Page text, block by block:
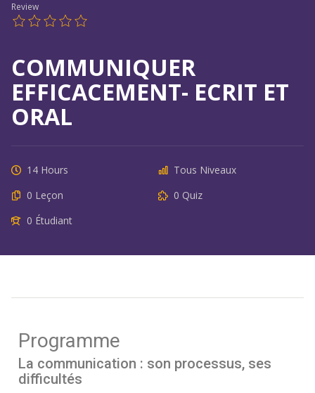
Review
COMMUNIQUER
EFFICACEMENT- ECRIT ET
ORAL
14 Hours
Tous Niveaux
0 Leçon
0 Quiz
0 Étudiant
Programme
La communication : son processus, ses
difficultés